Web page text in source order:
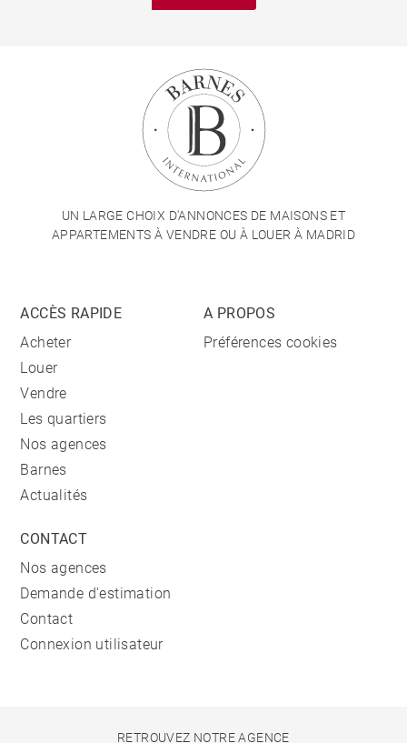
UN LARGE CHOIX D'ANNONCES DE MAISONS ET
APPARTEMENTS À VENDRE OU À LOUER À MADRID
ACCÈS RAPIDE
Acheter
Louer
Vendre
Les quartiers
Nos agences
Barnes
Actualités
A PROPOS
Préférences cookies
CONTACT
Nos agences
Demande d'estimation
Contact
Connexion utilisateur
RETROUVEZ NOTRE AGENCE